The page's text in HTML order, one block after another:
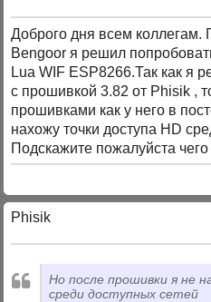
Доброго дня всем коллегам.
Bengoor я решил
Lua WIF ESP8266.Так как я
с прошивкой 3.82 от Phisik ,
прошивками как у него в
нахожу точки доступа HD
Подскажите пожалуйста
Phisik
Но после прошивки я не
среди доступных сетей